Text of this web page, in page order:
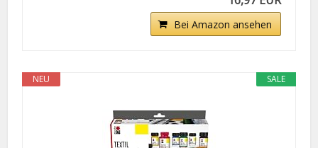
Bei Amazon ansehen
SALE
NEU